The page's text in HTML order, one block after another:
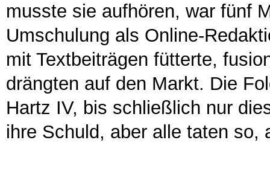
musste sie aufhören, war fünf
Umschulung als Online-
mit Textbeiträgen fütterte,
drängten auf den Markt. Die
Hartz IV, bis schließlich nur
ihre Schuld, aber alle taten so,